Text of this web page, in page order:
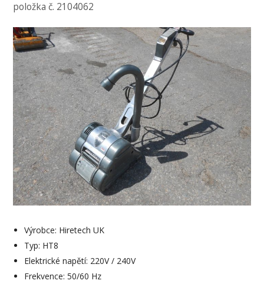
položka č. 2104062
Výrobce: Hiretech UK
Typ: HT8
Elektrické napětí: 220V / 240V
Frekvence: 50/60 Hz